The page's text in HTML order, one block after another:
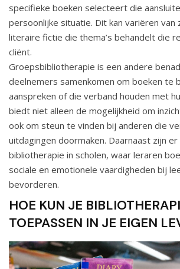
specifieke boeken selecteert die
persoonlijke situatie. Dit kan variëren
literaire fictie die thema’s behandelt die
cliënt.
Groepsbibliotherapie is een andere
deelnemers samenkomen om boeken te
aanspreken of die verband houden met
biedt niet alleen de mogelijkheid om
ook om steun te vinden bij anderen die
uitdagingen doormaken. Daarnaast zijn
bibliotherapie in scholen, waar leraren
sociale en emotionele vaardigheden bij
bevorderen.
HOE KUN JE
TOEPASSEN IN JE EIGEN